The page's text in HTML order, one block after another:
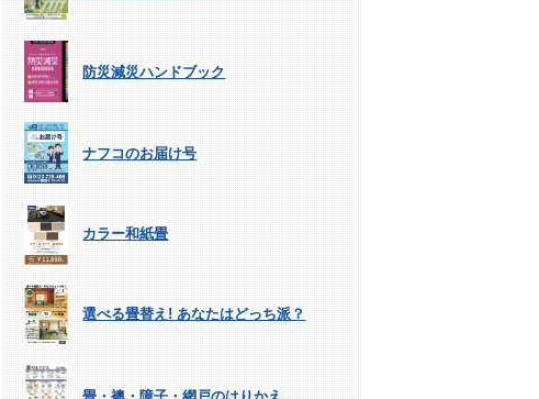
防災減災ハンドブック
ナフコのお届け号
カラー和紙畳
選べる畳替え! あなたはどっち派？
畳・襖・障子・網戸のはりかえ